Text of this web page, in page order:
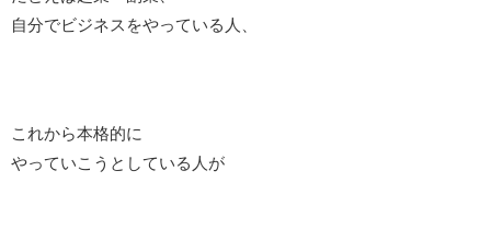
自分でビジネスをやっている人、
これから本格的に
やっていこうとしている人が